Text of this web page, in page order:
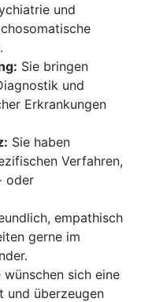
und
Sie bringen
und
Erkrankungen
Sie haben
Verfahren,
oder
empathisch
gerne im
wünschen sich eine
und überzeugen